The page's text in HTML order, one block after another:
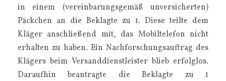
in einem (vereinbarungsgemäß unversicherten)
Päckchen an die Beklagte zu 1. Diese teilte dem
Kläger anschließend mit, das Mobiltelefon nicht
erhalten zu haben. Ein Nachforschungsauftrag des
Klägers beim Versanddienstleister blieb erfolglos.
Daraufhin beantragte die Beklagte zu 1